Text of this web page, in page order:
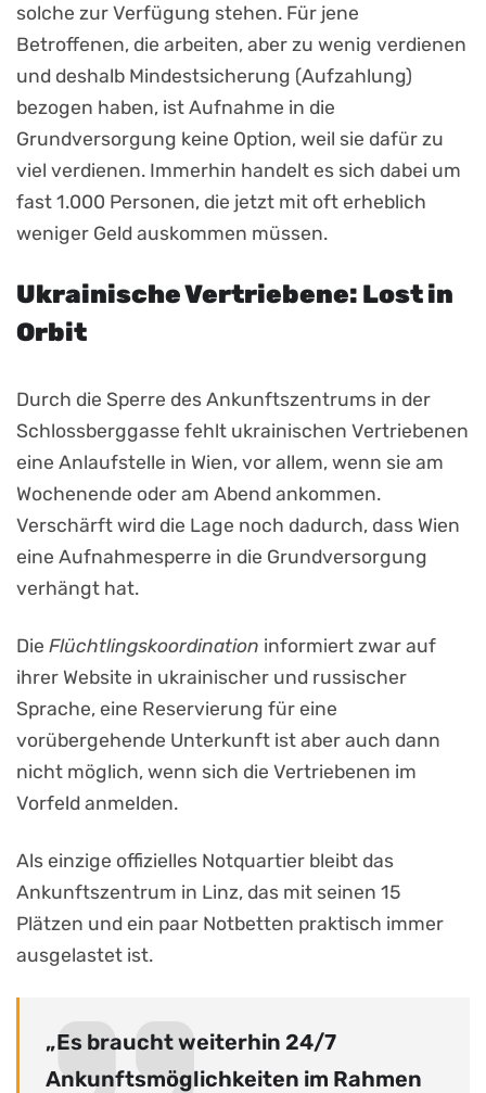
solche zur Verfügung stehen. Für jene
Betroffenen, die arbeiten, aber zu wenig verdienen
und deshalb Mindestsicherung (Aufzahlung)
bezogen haben, ist Aufnahme in die
Grundversorgung keine Option, weil sie dafür zu
viel verdienen. Immerhin handelt es sich dabei um
fast 1.000 Personen, die jetzt mit oft erheblich
weniger Geld auskommen müssen.
Ukrainische Vertriebene: Lost in
Orbit
Durch die Sperre des Ankunftszentrums in der
Schlossberggasse fehlt ukrainischen Vertriebenen
eine Anlaufstelle in Wien, vor allem, wenn sie am
Wochenende oder am Abend ankommen.
Verschärft wird die Lage noch dadurch, dass Wien
eine Aufnahmesperre in die Grundversorgung
verhängt hat.
Die Flüchtlingskoordination informiert zwar auf
ihrer Website in ukrainischer und russischer
Sprache, eine Reservierung für eine
vorübergehende Unterkunft ist aber auch dann
nicht möglich, wenn sich die Vertriebenen im
Vorfeld anmelden.
Als einzige offizielles Notquartier bleibt das
Ankunftszentrum in Linz, das mit seinen 15
Plätzen und ein paar Notbetten praktisch immer
ausgelastet ist.
„Es braucht weiterhin 24/7
Ankunftsmöglichkeiten im Rahmen